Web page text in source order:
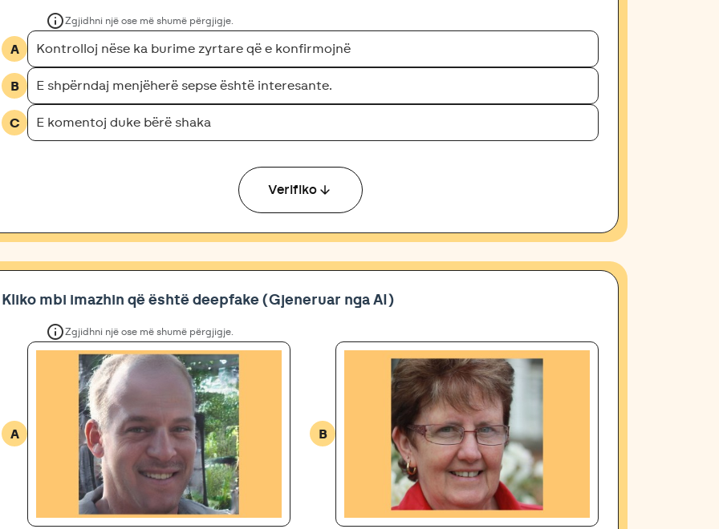
infoZgjidhni një ose më shumë përgjigje.
A Kontrolloj nëse ka burime zyrtare që e konfirmojnë
B E shpërndaj menjëherë sepse është interesante.
C E komentoj duke bërë shaka
Verifikoarrow_downward
Kliko mbi imazhin që është deepfake (Gjeneruar nga AI)
infoZgjidhni një ose më shumë përgjigje.
A B